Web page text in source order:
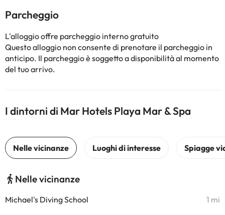
Parcheggio
L'alloggio offre parcheggio interno gratuito
Questo alloggio non consente di prenotare il parcheggio in
anticipo. Il parcheggio è soggetto a disponibilità al momento
del tuo arrivo.
I dintorni di Mar Hotels Playa Mar & Spa
Nelle vicinanze
Michael's Diving School 1 mi